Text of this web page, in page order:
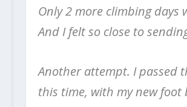
Only 2 more climbing days
And I felt so close to
Another attempt. I passed
this time, with my new foot